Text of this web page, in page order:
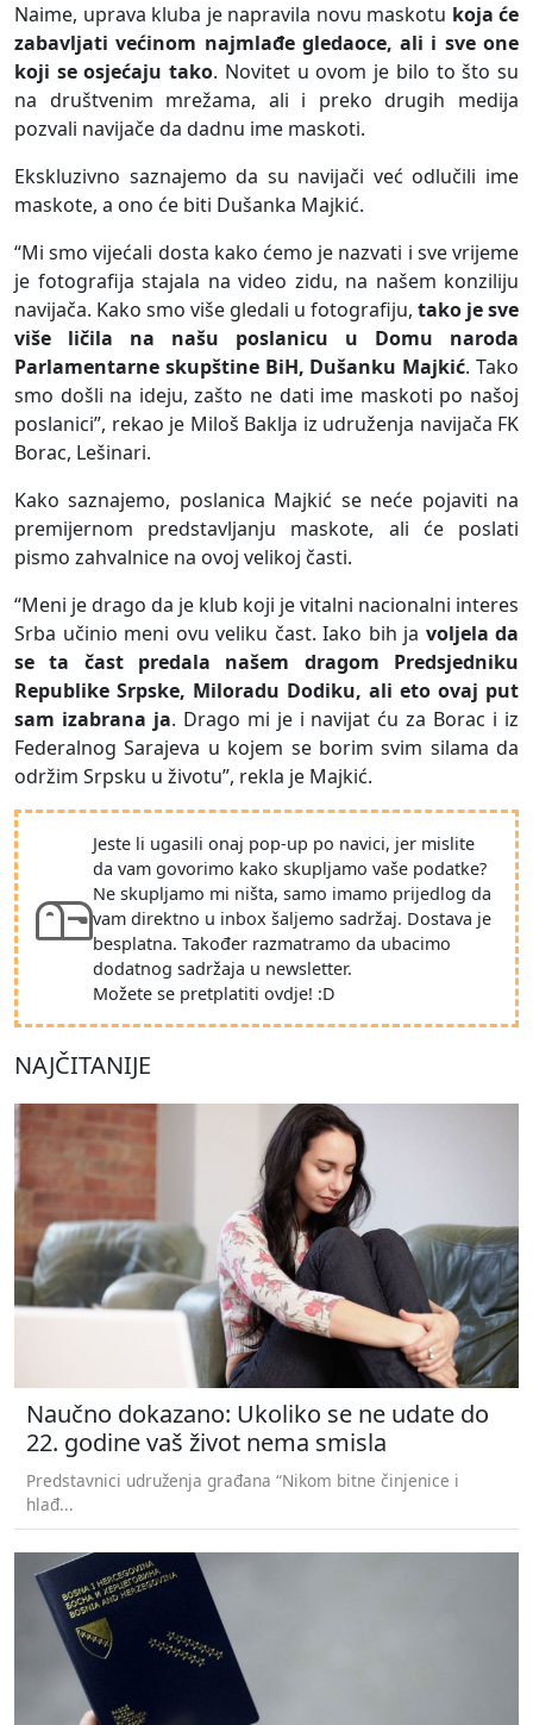
Naime, uprava kluba je napravila novu maskotu koja će
zabavljati većinom najmlađe gledaoce, ali i sve one
koji se osjećaju tako. Novitet u ovom je bilo to što su
na društvenim mrežama, ali i preko drugih medija
pozvali navijače da dadnu ime maskoti.
Ekskluzivno saznajemo da su navijači već odlučili ime
maskote, a ono će biti Dušanka Majkić.
“Mi smo vijećali dosta kako ćemo je nazvati i sve vrijeme
je fotografija stajala na video zidu, na našem konziliju
navijača. Kako smo više gledali u fotografiju, tako je sve
više ličila na našu poslanicu u Domu naroda
Parlamentarne skupštine BiH, Dušanku Majkić. Tako
smo došli na ideju, zašto ne dati ime maskoti po našoj
poslanici”, rekao je Miloš Baklja iz udruženja navijača FK
Borac, Lešinari.
Kako saznajemo, poslanica Majkić se neće pojaviti na
premijernom predstavljanju maskote, ali će poslati
pismo zahvalnice na ovoj velikoj časti.
“Meni je drago da je klub koji je vitalni nacionalni interes
Srba učinio meni ovu veliku čast. Iako bih ja voljela da
se ta čast predala našem dragom Predsjedniku
Republike Srpske, Miloradu Dodiku, ali eto ovaj put
sam izabrana ja. Drago mi je i navijat ću za Borac i iz
Federalnog Sarajeva u kojem se borim svim silama da
održim Srpsku u životu”, rekla je Majkić.
Jeste li ugasili onaj pop-up po navici, jer mislite
da vam govorimo kako skupljamo vaše podatke?
Ne skupljamo mi ništa, samo imamo prijedlog da
vam direktno u inbox šaljemo sadržaj. Dostava je
besplatna. Također razmatramo da ubacimo
dodatnog sadržaja u newsletter.
Možete se pretplatiti ovdje! :D
NAJČITANIJE
Naučno dokazano: Ukoliko se ne udate do
22. godine vaš život nema smisla
Predstavnici udruženja građana “Nikom bitne činjenice i
hlađ...